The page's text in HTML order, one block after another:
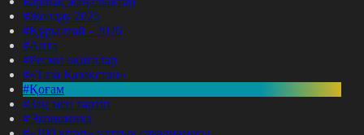
#Жолдау 2025
#Құрылтай - 2026
#Апта
#Ресми оқиғалар
#«Таза Қазақстан»
#Қоғам
#Заң мен тәртіп
#Экономика